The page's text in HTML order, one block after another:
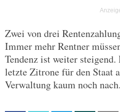
Zwei von drei
Immer mehr Rentner
Tendenz ist weiter
letzte Zitrone für den Staat
Verwaltung kaum noch nach.